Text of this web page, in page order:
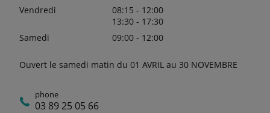
Vendredi
08:15 - 12:00
13:30 - 17:30
Samedi
09:00 - 12:00
Ouvert le samedi matin du 01 AVRIL au 30 NOVEMBRE
phone
03 89 25 05 66